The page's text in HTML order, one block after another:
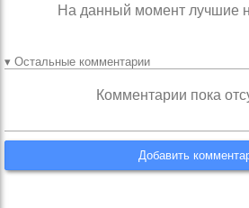
На данный момент лучшие
▾ Остальные комментарии
Комментарии пока
Добавить